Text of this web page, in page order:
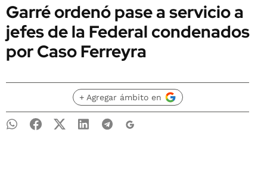
Garré ordenó pase a servicio a
jefes de la Federal condenados
por Caso Ferreyra
+ Agregar ámbito en